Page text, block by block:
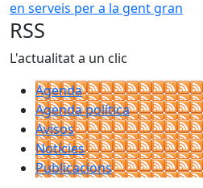
RSS
L'actualitat a un clic
Agenda
Agenda política
Avisos
Notícies
Publicacions